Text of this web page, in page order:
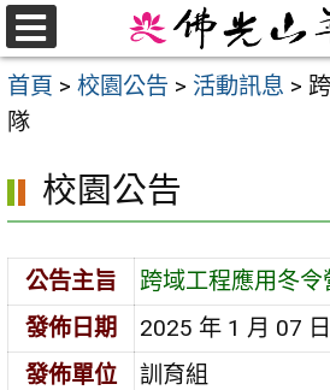
跳
至
主
要
首頁 > 校園公告 > 活動訊息 >
隊
校園公告
公告主旨
跨域工程應用冬令
發佈日期
2025 年 1 月 07 日
發佈單位
訓育組
選
單